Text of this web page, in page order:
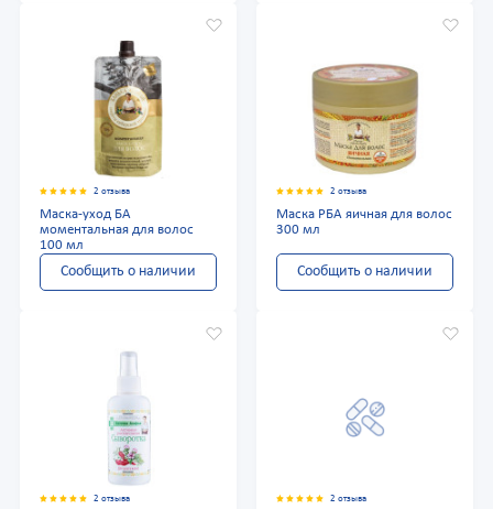
2 отзыва
Маска-уход БА
моментальная для волос
100 мл
Сообщить о наличии
2 отзыва
Маска РБА яичная для волос
300 мл
Сообщить о наличии
2 отзыва 2 отзыва